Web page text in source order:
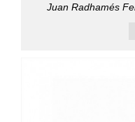
Juan Radhamés